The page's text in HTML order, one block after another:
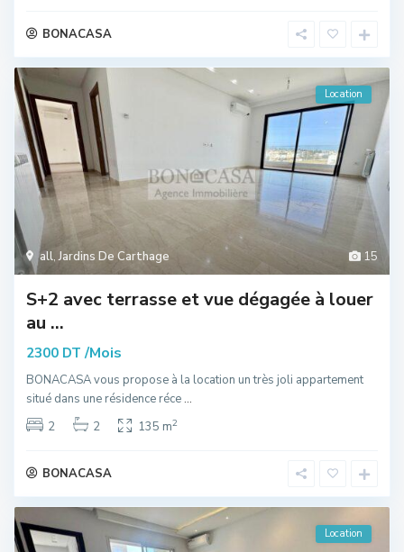
BONACASA
15
all,Jardins De Carthage
Location
S+2 avec terrasse et vue dégagée à louer
au ...
2300 DT /Mois
BONACASA vous propose à la location un très joli appartement
situé dans une résidence réce...
2
2 135 m2
BONACASA
Location